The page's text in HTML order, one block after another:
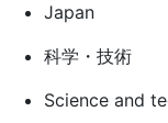
Japan
科学・技術
Science and